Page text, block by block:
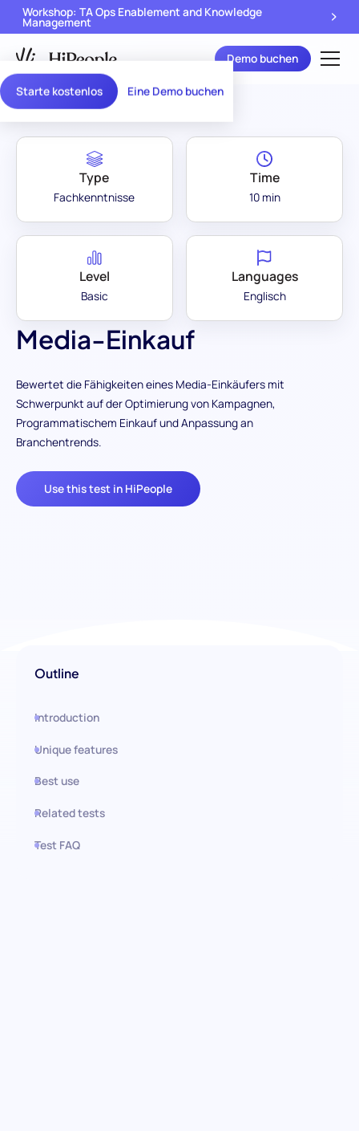
Starte kostenlos Eine Demo buchen
Workshop: TA Ops Enablement and Knowledge
Management
Demo buchen
Assessment Library
Media-Einkauf
Bewertet die Fähigkeiten eines Media-Einkäufers mit
Schwerpunkt auf der Optimierung von Kampagnen,
Programmatischem Einkauf und Anpassung an
Branchentrends.
Use this test in HiPeople
Type
Fachkenntnisse
Time
10 min
Level
Basic
Languages
Englisch
Outline
Introduction
Unique features
Best use
Related tests
Test FAQ